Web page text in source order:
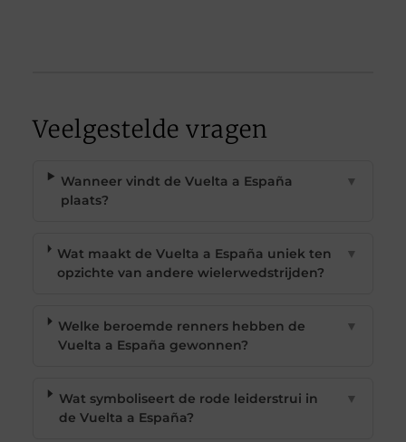
Veelgestelde vragen
Wanneer vindt de Vuelta a España
plaats?
▼
Wat maakt de Vuelta a España uniek ten
opzichte van andere wielerwedstrijden?
▼
Welke beroemde renners hebben de
Vuelta a España gewonnen?
▼
Wat symboliseert de rode leiderstrui in
de Vuelta a España?
▼